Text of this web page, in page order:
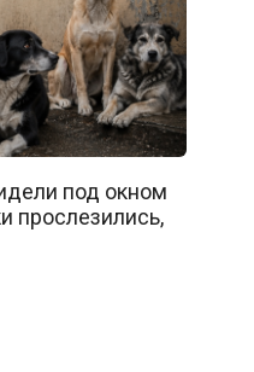
под окном
прослезились,